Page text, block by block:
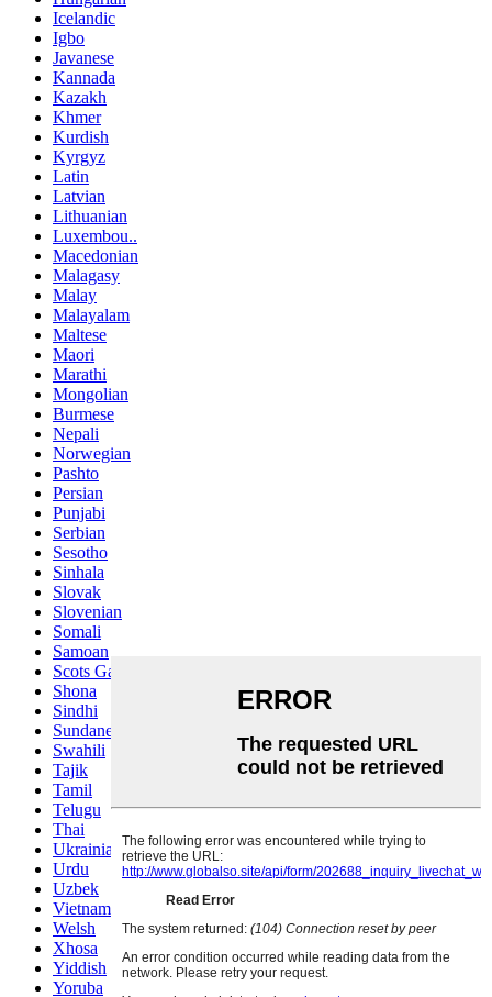
Icelandic
Igbo
Javanese
Kannada
Kazakh
Khmer
Kurdish
Kyrgyz
Latin
Latvian
Lithuanian
Luxembou..
Macedonian
Malagasy
Malay
Malayalam
Maltese
Maori
Marathi
Mongolian
Burmese
Nepali
Norwegian
Pashto
Persian
Punjabi
Serbian
Sesotho
Sinhala
Slovak
Slovenian
Somali
Samoan
Scots Gaelic
Shona
Sindhi
Sundanese
Swahili
Tajik
Tamil
Telugu
Thai
Ukrainian
Urdu
Uzbek
Vietnamese
Welsh
Xhosa
Yiddish
Yoruba